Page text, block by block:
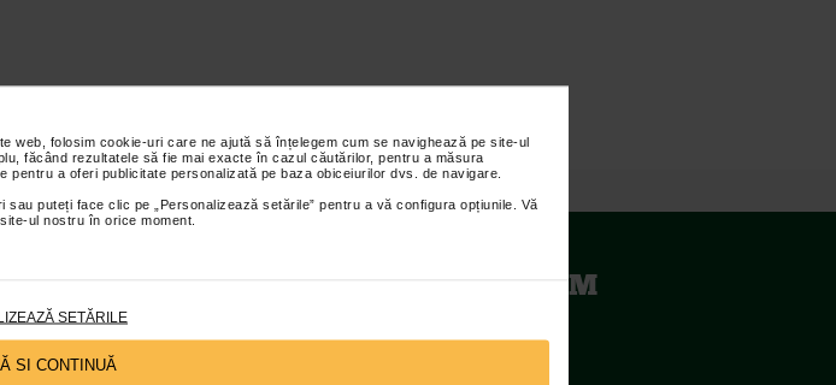
folosim cookie-uri care ne ajută să înțelegem cum se navighează pe site-ul
făcând rezultatele să fie mai exacte în cazul căutărilor, pentru a măsura
a oferi publicitate personalizată pe baza obiceiurilor dvs. de navigare.
puteți face clic pe „Personalizează setările” pentru a vă configura opțiunile. Vă
ul nostru în orice moment.
SETĂRILE
SI CONTINUĂ
ASOCIATIA CATENA RACING TEAM
C.I.F.:
33649935